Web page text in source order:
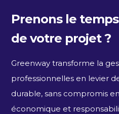
Prenons le
de votre projet ?
Greenway transforme la
professionnelles en levier
durable, sans compromis
économique et